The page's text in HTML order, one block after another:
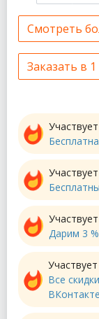
Смотреть
Заказать в
Дарим 3
Все
ВКонтакте